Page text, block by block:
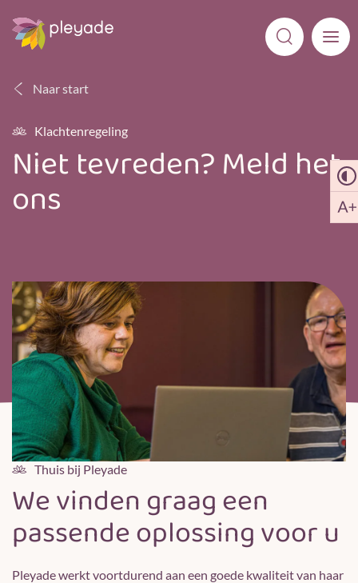
Naar start
Klachtenregeling
Niet tevreden? Meld het
ons
Thuis bij Pleyade
We vinden graag een
passende oplossing voor u
Pleyade werkt voortdurend aan een goede kwaliteit van haar